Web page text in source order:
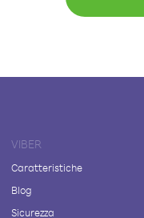
VIBER
Caratteristiche
Blog
Sicurezza